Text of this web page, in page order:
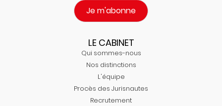
Je m'abonne
LE CABINET
Qui sommes-nous
Nos distinctions
L'équipe
Procès des Jurisnautes
Recrutement